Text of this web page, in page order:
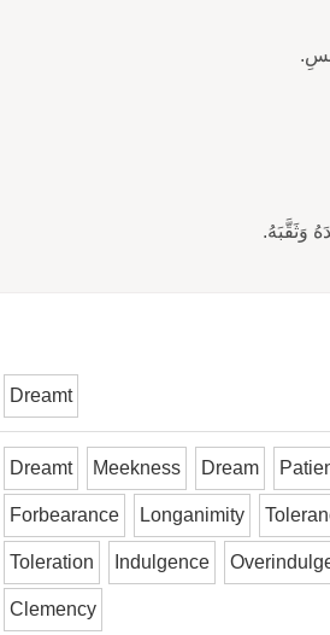
وَثَقَّبَهُ.
Dreamt
Dreamt Meekness Dream
Forbearance Longanimity
Toleration Indulgence
Clemency